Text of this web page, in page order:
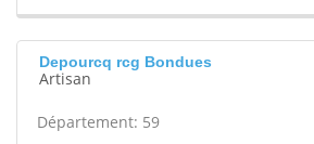
Depourcq rcg Bondues
Artisan
Département: 59